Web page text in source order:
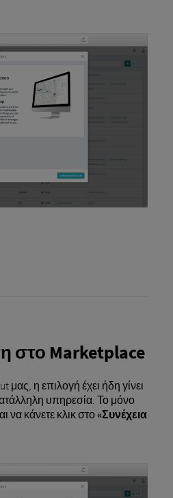
στο Marketplace
μας, η επιλογή έχει ήδη γίνει
υπηρεσία. Το μόνο
να κάνετε κλικ στο«Συνέχεια